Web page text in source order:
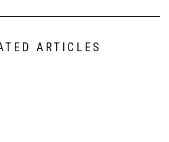
ARTICLES